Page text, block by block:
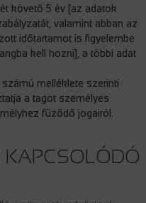
követő 5 év [az adatok
valamint abban az
időtartamot is figyelembe
kell hozni], a többi adat
melléklete szerinti
a tagot személyes
fűződő jogairól.
KAPCSOLÓDÓ